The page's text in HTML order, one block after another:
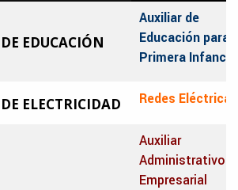
DE EDUCACIÓN
Auxiliar de
Educación para
Primera Infancia
DE ELECTRICIDAD Redes Eléctricas
Auxiliar
Administrativo
Empresarial